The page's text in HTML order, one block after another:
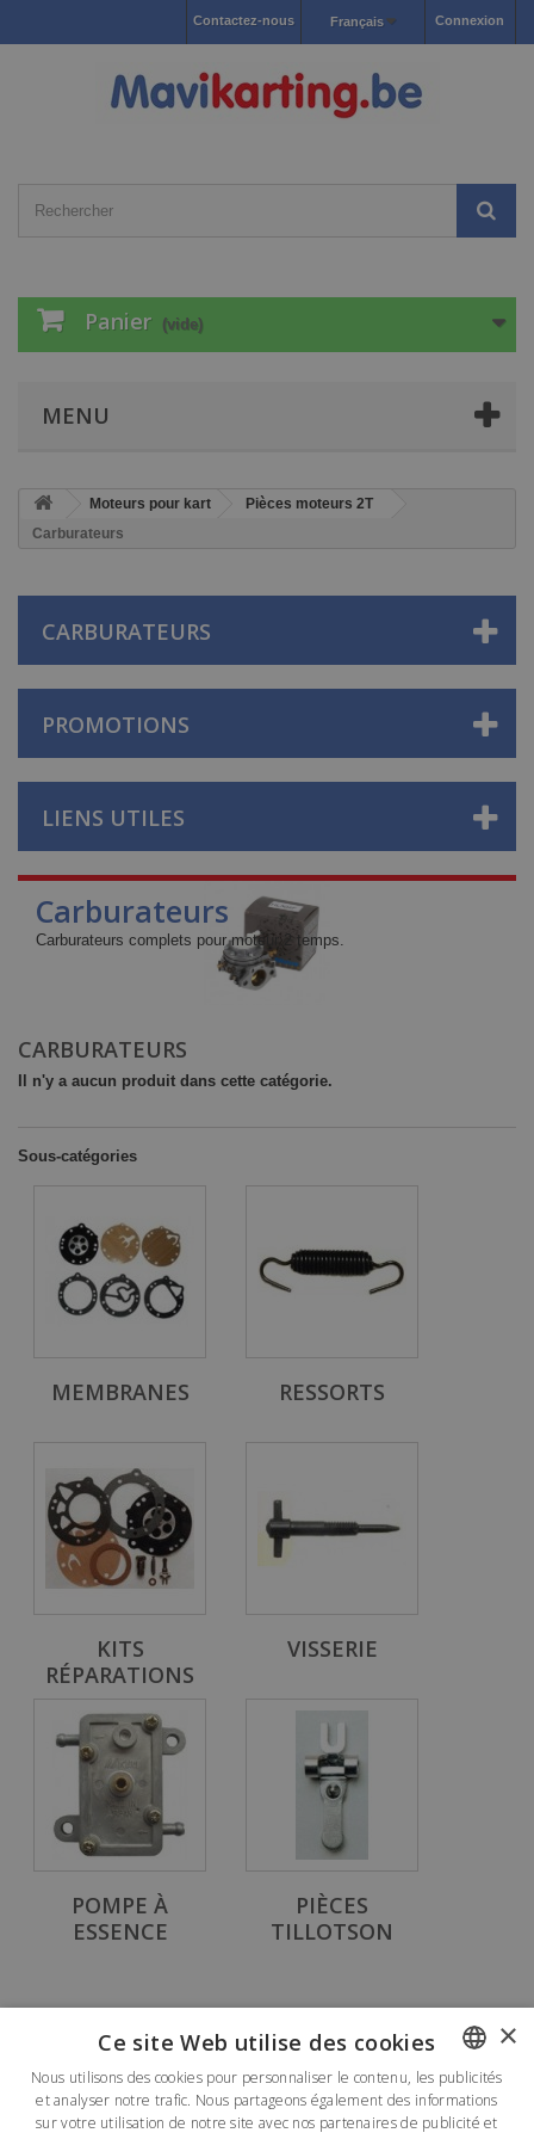
Connexion
Français
Contactez-nous
Panier (vide)
MENU
Moteurs pour kart
Pièces moteurs 2T
Carburateurs
CARBURATEURS
PROMOTIONS
LIENS UTILES
Carburateurs
Carburateurs complets pour moteur 2 temps.
CARBURATEURS
Il n'y a aucun produit dans cette catégorie.
Sous-catégories
MEMBRANES RESSORTS
KITS
RÉPARATIONS
VISSERIE
POMPE À
ESSENCE
PIÈCES
TILLOTSON
Lettre d'informations
FRENCH
×
Ce site Web utilise des cookies
Nous utilisons des cookies pour personnaliser le contenu, les publicités
et analyser notre trafic. Nous partageons également des informations
sur votre utilisation de notre site avec nos partenaires de publicité et